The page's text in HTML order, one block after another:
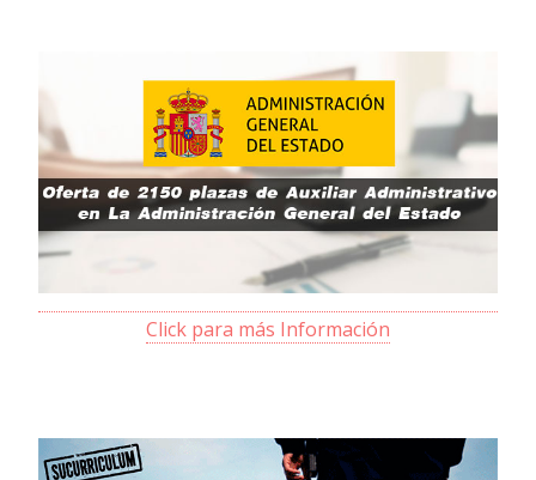
Click para más Información